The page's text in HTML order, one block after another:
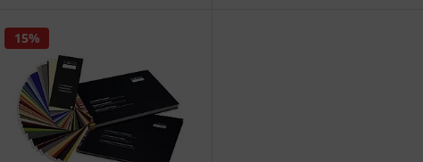
15%